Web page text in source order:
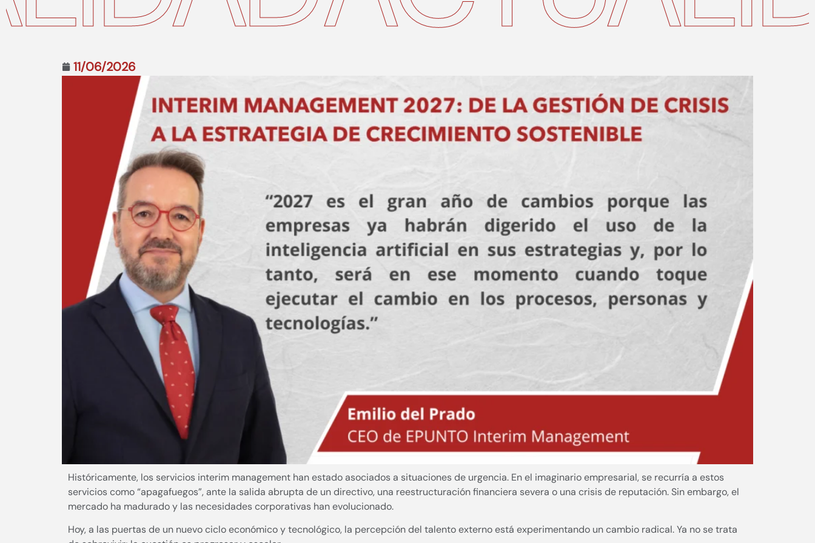
11/06/2026
Históricamente, los servicios interim management han estado asociados a situaciones de urgencia. En el imaginario empresarial, se recurría a estos
servicios como “apagafuegos”, ante la salida abrupta de un directivo, una reestructuración financiera severa o una crisis de reputación. Sin embargo, el
mercado ha madurado y las necesidades corporativas han evolucionado.
Hoy, a las puertas de un nuevo ciclo económico y tecnológico, la percepción del talento externo está experimentando un cambio radical. Ya no se trata